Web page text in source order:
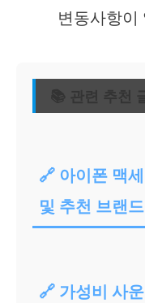
변동사항이
📚 관련 추천 글
🔗 아이폰 맥
및 추천 브랜드
🔗 가성비 사